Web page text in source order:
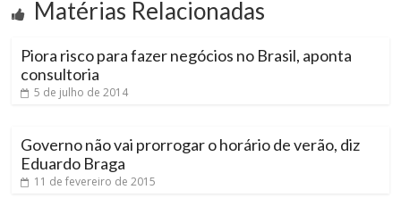
Matérias Relacionadas
Piora risco para fazer negócios no Brasil, aponta
consultoria
5 de julho de 2014
Governo não vai prorrogar o horário de verão, diz
Eduardo Braga
11 de fevereiro de 2015